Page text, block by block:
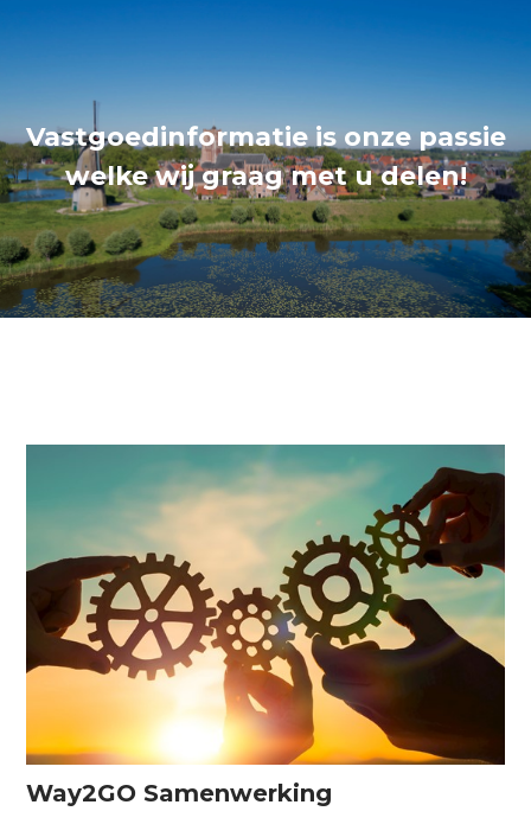
Vastgoedinformatie is onze passie
welke wij graag met u delen!
Way2GO Samenwerking